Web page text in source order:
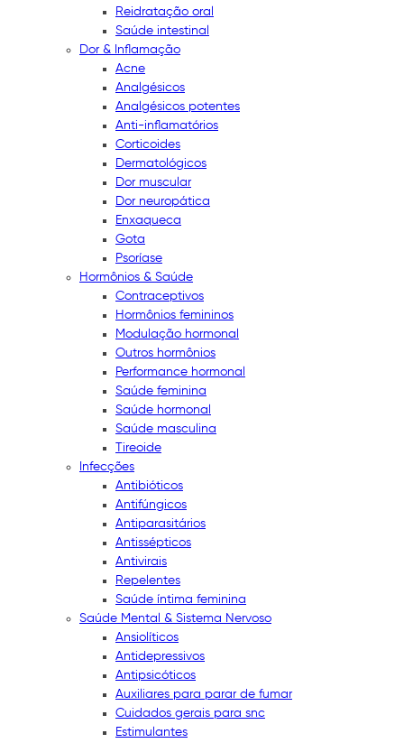
Reidratação oral
Saúde intestinal
Dor & Inflamação
Acne
Analgésicos
Analgésicos potentes
Anti-inflamatórios
Corticoides
Dermatológicos
Dor muscular
Dor neuropática
Enxaqueca
Gota
Psoríase
Hormônios & Saúde
Contraceptivos
Hormônios femininos
Modulação hormonal
Outros hormônios
Performance hormonal
Saúde feminina
Saúde hormonal
Saúde masculina
Tireoide
Infecções
Antibióticos
Antifúngicos
Antiparasitários
Antissépticos
Antivirais
Repelentes
Saúde íntima feminina
Saúde Mental & Sistema Nervoso
Ansiolíticos
Antidepressivos
Antipsicóticos
Auxiliares para parar de fumar
Cuidados gerais para snc
Estimulantes